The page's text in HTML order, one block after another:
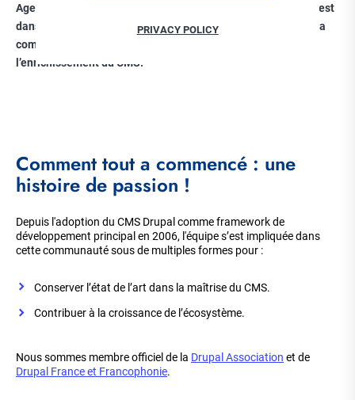
Agence web spécialisée dans le CMS Open Source Drupal, il est
dans l’ADN d’Axess de s'impliquer activement dans la vie de la
communauté Drupal et de contribuer chaque jour à
l’enrichissement du CMS.
Comment tout a commencé : une
histoire de passion !
Depuis l'adoption du CMS Drupal comme framework de
développement principal en 2006, l'équipe s’est impliquée dans
cette communauté sous de multiples formes pour :
Conserver l’état de l’art dans la maîtrise du CMS.
Contribuer à la croissance de l’écosystème.
Nous sommes membre officiel de la Drupal Association et de
Drupal France et Francophonie.
PRIVACY POLICY